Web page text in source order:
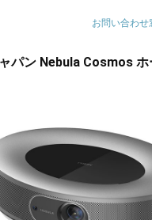
お問い合わせ
パン Nebula Cosmos ホ